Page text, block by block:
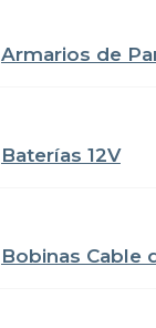
Armarios de
Baterías 12V
Bobinas Cable